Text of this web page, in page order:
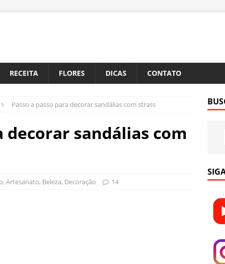
RECEITA FLORES DICAS CONTATO
Passo a passo para decorar sandálias com strass
decorar sandálias com
, Artesanato, Beleza, Decoração 14